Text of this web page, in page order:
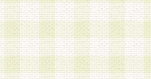
の場合であっても、会員登録の取り
社が適切と判 断する方法・手段に
のとします。
望者が18歳未満、成年被後見人、被
は、親権者などの法定代理人の同